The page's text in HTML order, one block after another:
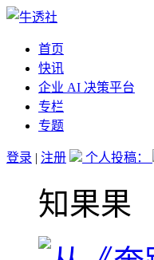
首页
快讯
企业 AI 决策平台
专栏
专题
登录 | 注册 个人投稿：
知果果